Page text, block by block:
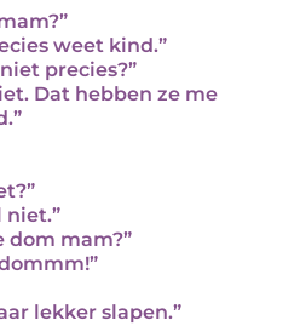
weet kind.”
precies?”
Dat hebben ze me
niet.”
dom mam?”
lekker slapen.”